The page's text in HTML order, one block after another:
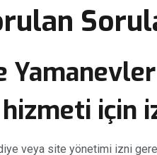
için
veya site yönetimi izni